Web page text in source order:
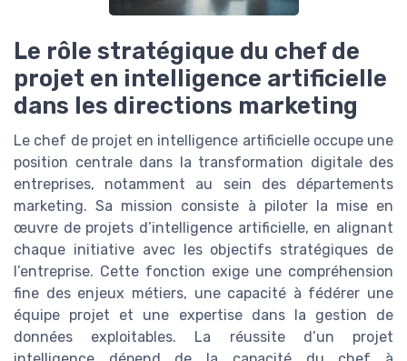
Le rôle stratégique du chef de
projet en intelligence artificielle
dans les directions marketing
Le chef de projet en intelligence artificielle occupe une
position centrale dans la transformation digitale des
entreprises, notamment au sein des départements
marketing. Sa mission consiste à piloter la mise en
œuvre de projets d’intelligence artificielle, en alignant
chaque initiative avec les objectifs stratégiques de
l’entreprise. Cette fonction exige une compréhension
fine des enjeux métiers, une capacité à fédérer une
équipe projet et une expertise dans la gestion de
données exploitables. La réussite d’un projet